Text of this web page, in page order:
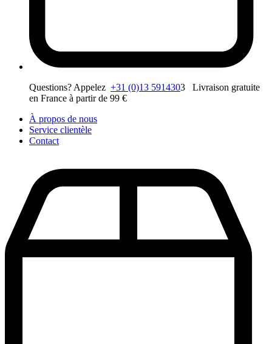
Questions? Appelez +31 (0)13 5914303 Livraison gratuite
en France à partir de 99 €
À propos de nous
Service clientèle
Contact